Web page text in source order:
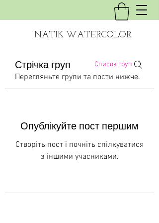
NATIK WATERCOLOR
Стрічка груп Список груп
Перегляньте групи та пости нижче.
Опублікуйте пост першим
Створіть пост і почніть спілкуватися
з іншими учасниками.